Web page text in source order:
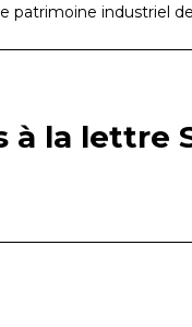
patrimoine industriel
à la lettre